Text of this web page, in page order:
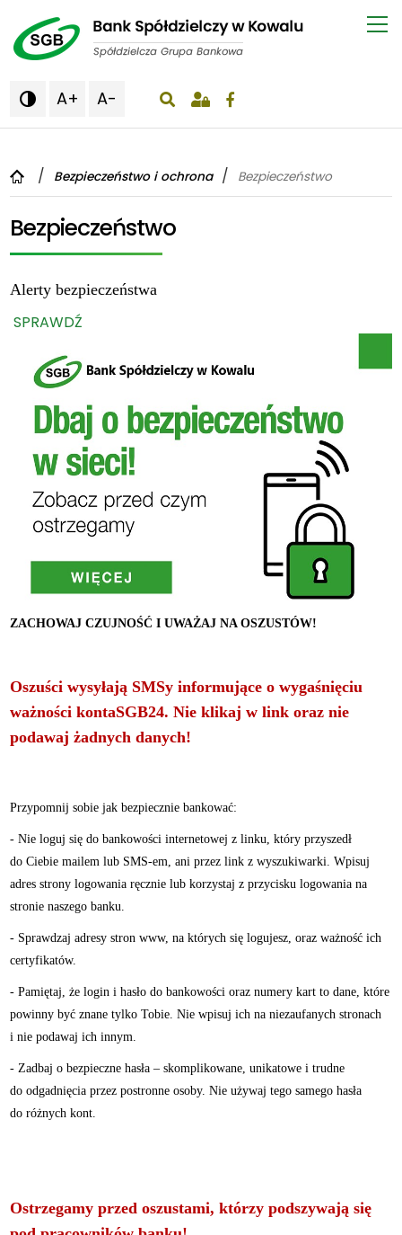
 A+ A-
Bezpieczeństwo i ochrona Bezpieczeństwo
Bezpieczeństwo
Alerty bezpieczeństwa
SPRAWDŹ
ZACHOWAJ CZUJNOŚĆ I UWAŻAJ NA OSZUSTÓW!
Oszuści wysyłają SMSy informujące o wygaśnięciu
ważności kontaSGB24. Nie klikaj w link oraz nie
podawaj żadnych danych!
Przypomnij sobie jak bezpiecznie bankować:
- Nie loguj się do bankowości internetowej z linku, który przyszedł
do Ciebie mailem lub SMS-em, ani przez link z wyszukiwarki. Wpisuj
adres strony logowania ręcznie lub korzystaj z przycisku logowania na
stronie naszego banku.
- Sprawdzaj adresy stron www, na których się logujesz, oraz ważność ich
certyfikatów.
- Pamiętaj, że login i hasło do bankowości oraz numery kart to dane, które
powinny być znane tylko Tobie. Nie wpisuj ich na niezaufanych stronach
i nie podawaj ich innym.
- Zadbaj o bezpieczne hasła – skomplikowane, unikatowe i trudne
do odgadnięcia przez postronne osoby. Nie używaj tego samego hasła
do różnych kont.
Ostrzegamy przed oszustami, którzy podszywają się